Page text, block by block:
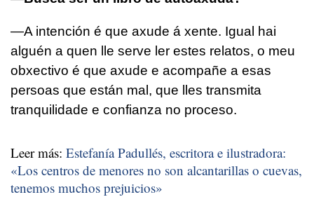
—A intención é que axude á xente. Igual hai
alguén a quen lle serve ler estes relatos, o meu
obxectivo é que axude e acompañe a esas
persoas que están mal, que lles transmita
tranquilidade e confianza no proceso.
Leer más: Estefanía Padullés, escritora e ilustradora:
«Los centros de menores no son alcantarillas o cuevas,
tenemos muchos prejuicios»